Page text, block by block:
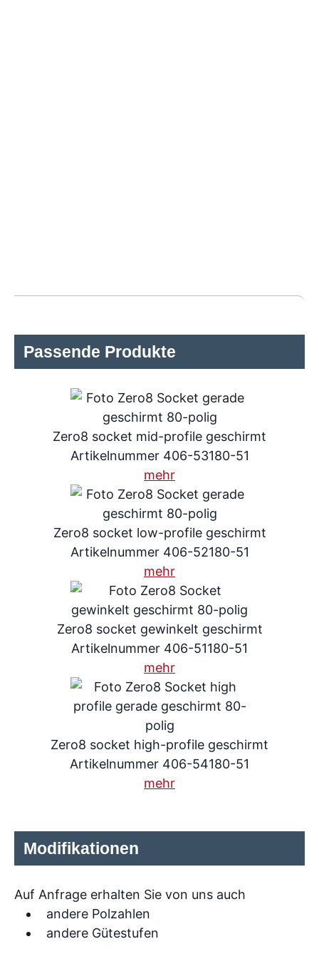
Passende Produkte
Zero8 socket mid-profile geschirmt
Artikelnummer 406-53180-51
mehr
Zero8 socket low-profile geschirmt
Artikelnummer 406-52180-51
mehr
Zero8 socket gewinkelt geschirmt
Artikelnummer 406-51180-51
mehr
Zero8 socket high-profile geschirmt
Artikelnummer 406-54180-51
mehr
Modifikationen
Auf Anfrage erhalten Sie von uns auch
andere Polzahlen
andere Gütestufen